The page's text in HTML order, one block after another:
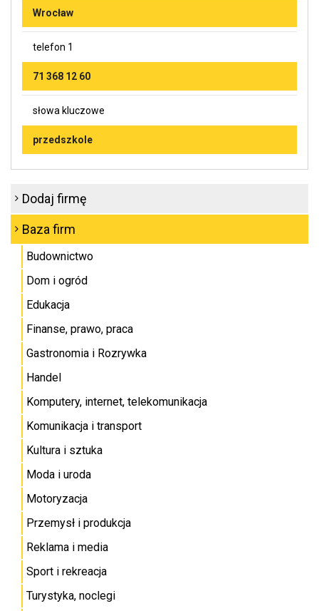
Wrocław
telefon 1
71 368 12 60
słowa kluczowe
przedszkole
Dodaj firmę
Baza firm
Budownictwo
Dom i ogród
Edukacja
Finanse, prawo, praca
Gastronomia i Rozrywka
Handel
Komputery, internet, telekomunikacja
Komunikacja i transport
Kultura i sztuka
Moda i uroda
Motoryzacja
Przemysł i produkcja
Reklama i media
Sport i rekreacja
Turystyka, noclegi